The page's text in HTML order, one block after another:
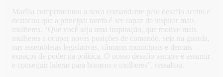
Marília cumprimentou a nova comandante pelo desafio aceito e
destacou que a principal tarefa é ser capaz de inspirar mais
mulheres. “Que você seja uma inspiração, que motive mais
mulheres a ocupar novas posições de comando, seja na guarda,
nas assembleias legislativas, câmaras municipais e demais
espaços de poder na política. O nosso desafio sempre é assumir
e conseguir liderar para homens e mulheres”, ressaltou.